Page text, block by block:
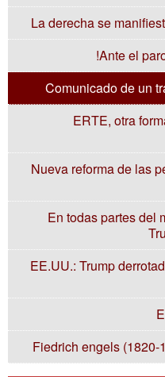
La derecha se
Comunicado de un
ERTE, otra
Nueva reforma de las
En todas partes del
EE.UU.: Trump
Fiedrich engels